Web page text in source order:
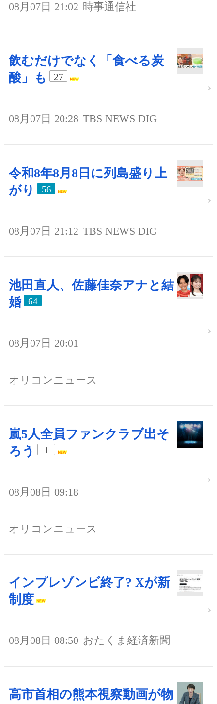
08月07日 21:02 時事通信社
飲むだけでなく「食べる炭
酸」も
27
08月07日 20:28 TBS NEWS DIG
令和8年8月8日に列島盛り上
がり
56
08月07日 21:12 TBS NEWS DIG
池田直人、佐藤佳奈アナと結
婚
64
08月07日 20:01
オリコンニュース
嵐5人全員ファンクラブ出そ
ろう
1
08月08日 09:18
オリコンニュース
インプレゾンビ終了? Xが新
制度
08月08日 08:50 おたくま経済新聞
高市首相の熊本視察動画が物